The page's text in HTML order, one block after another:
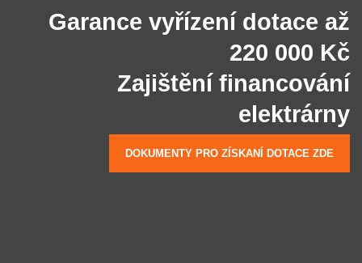
Garance vyřízení dotace až
220 000 Kč
Zajištění financování
elektrárny
DOKUMENTY PRO ZÍSKANÍ DOTACE ZDE